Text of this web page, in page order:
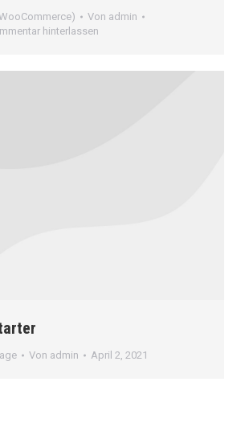
Von admin
hinterlassen
Von admin April 2, 2021